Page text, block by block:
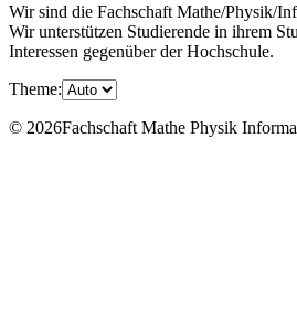
Wir sind die Fachschaft Mathe/Physik/
Wir unterstützen Studierende in ihrem
Interessen gegenüber der Hochschule.
Theme:
© 2026Fachschaft Mathe Physik